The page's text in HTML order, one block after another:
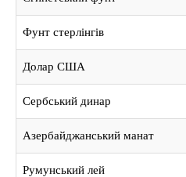
Фунт стерлінгів
Долар США
Сербський динар
Азербайджанський манат
Румунський лей